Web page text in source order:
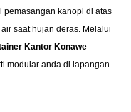
pemasangan kanopi di atas
saat hujan deras. Melalui
Kantor Konawe
modular anda di lapangan.